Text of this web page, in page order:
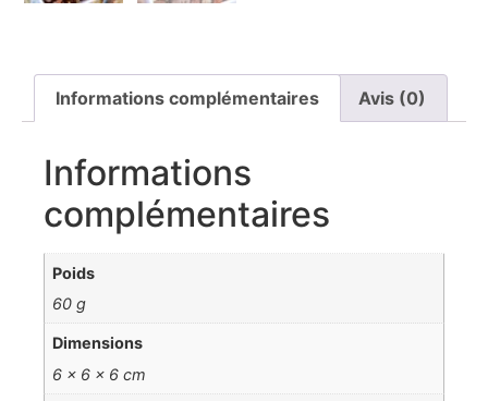
Informations complémentaires Avis (0)
Informations
complémentaires
Poids
60 g
Dimensions
6 × 6 × 6 cm